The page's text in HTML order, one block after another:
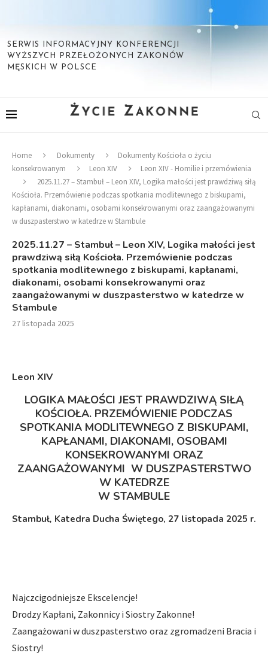
SERWIS INFORMACYJNY KONFERENCJI
WYŻSZYCH PRZEŁOŻONYCH ZAKONÓW
MĘSKICH W POLSCE
Home Dokumenty
Dokumenty Kościoła o życiu
konsekrowanym
Leon XIV
Leon XIV - Homilie i przemówienia
2025.11.27 – Stambuł – Leon XIV, Logika małości jest prawdziwą siłą
Kościoła. Przemówienie podczas spotkania modlitewnego z biskupami,
kapłanami, diakonami, osobami konsekrowanymi oraz zaangażowanymi
w duszpasterstwo w katedrze w Stambule
2025.11.27 – Stambuł – Leon XIV, Logika małości jest
prawdziwą siłą Kościoła. Przemówienie podczas
spotkania modlitewnego z biskupami, kapłanami,
diakonami, osobami konsekrowanymi oraz
zaangażowanymi w duszpasterstwo w katedrze w
Stambule
27 listopada 2025
Leon XIV
LOGIKA MAŁOŚCI JEST PRAWDZIWĄ SIŁĄ
KOŚCIOŁA. PRZEMÓWIENIE PODCZAS
SPOTKANIA MODLITEWNEGO Z BISKUPAMI,
KAPŁANAMI, DIAKONAMI, OSOBAMI
KONSEKROWANYMI ORAZ
ZAANGAŻOWANYMI W DUSZPASTERSTWO
W KATEDRZE
W STAMBULE
Stambuł, Katedra Ducha Świętego, 27 listopada 2025 r.
Najczcigodniejsze Ekscelencje!
Drodzy Kapłani, Zakonnicy i Siostry Zakonne!
Zaangażowani w duszpasterstwo oraz zgromadzeni Bracia i
Siostry!